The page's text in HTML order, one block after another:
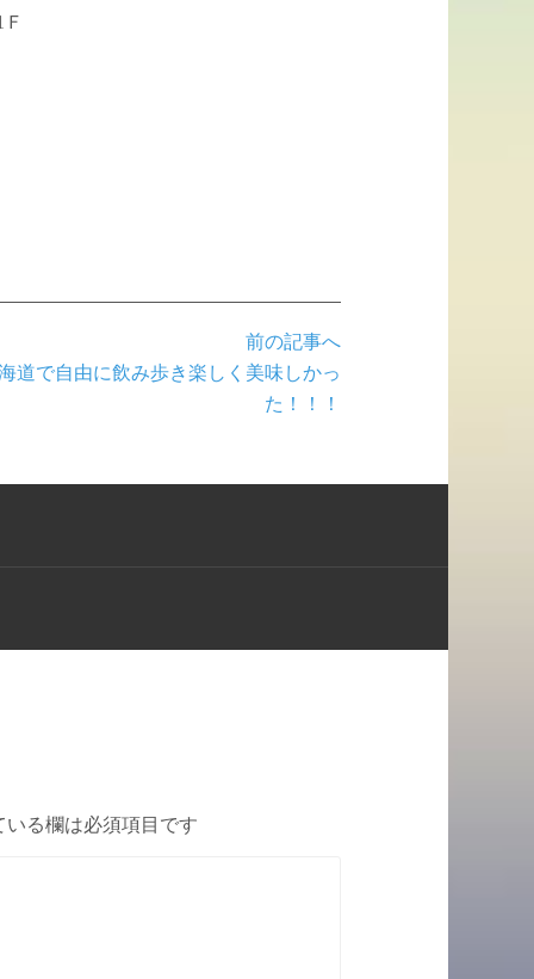
前の記事へ
道で自由に飲み歩き楽しく美味しかっ
た！！！
る欄は必須項目です